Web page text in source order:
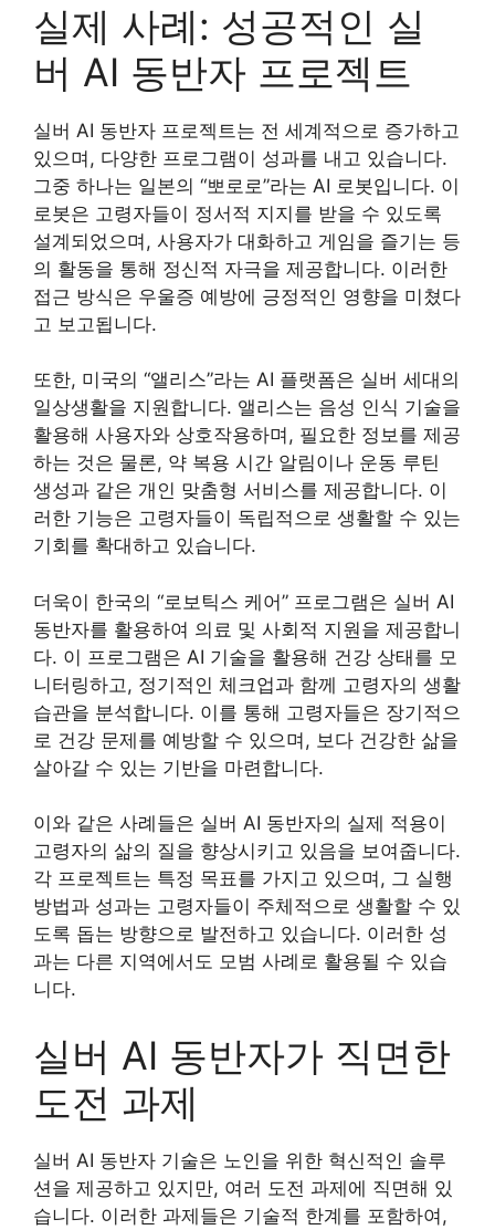
실제 사례: 성공적인 실
버 AI 동반자 프로젝트
실버 AI 동반자 프로젝트는 전 세계적으로 증가하고
있으며, 다양한 프로그램이 성과를 내고 있습니다.
그중 하나는 일본의 “뽀로로”라는 AI 로봇입니다. 이
로봇은 고령자들이 정서적 지지를 받을 수 있도록
설계되었으며, 사용자가 대화하고 게임을 즐기는 등
의 활동을 통해 정신적 자극을 제공합니다. 이러한
접근 방식은 우울증 예방에 긍정적인 영향을 미쳤다
고 보고됩니다.
또한, 미국의 “앨리스”라는 AI 플랫폼은 실버 세대의
일상생활을 지원합니다. 앨리스는 음성 인식 기술을
활용해 사용자와 상호작용하며, 필요한 정보를 제공
하는 것은 물론, 약 복용 시간 알림이나 운동 루틴
생성과 같은 개인 맞춤형 서비스를 제공합니다. 이
러한 기능은 고령자들이 독립적으로 생활할 수 있는
기회를 확대하고 있습니다.
더욱이 한국의 “로보틱스 케어” 프로그램은 실버 AI
동반자를 활용하여 의료 및 사회적 지원을 제공합니
다. 이 프로그램은 AI 기술을 활용해 건강 상태를 모
니터링하고, 정기적인 체크업과 함께 고령자의 생활
습관을 분석합니다. 이를 통해 고령자들은 장기적으
로 건강 문제를 예방할 수 있으며, 보다 건강한 삶을
살아갈 수 있는 기반을 마련합니다.
이와 같은 사례들은 실버 AI 동반자의 실제 적용이
고령자의 삶의 질을 향상시키고 있음을 보여줍니다.
각 프로젝트는 특정 목표를 가지고 있으며, 그 실행
방법과 성과는 고령자들이 주체적으로 생활할 수 있
도록 돕는 방향으로 발전하고 있습니다. 이러한 성
과는 다른 지역에서도 모범 사례로 활용될 수 있습
니다.
실버 AI 동반자가 직면한
도전 과제
실버 AI 동반자 기술은 노인을 위한 혁신적인 솔루
션을 제공하고 있지만, 여러 도전 과제에 직면해 있
습니다. 이러한 과제들은 기술적 한계를 포함하여,